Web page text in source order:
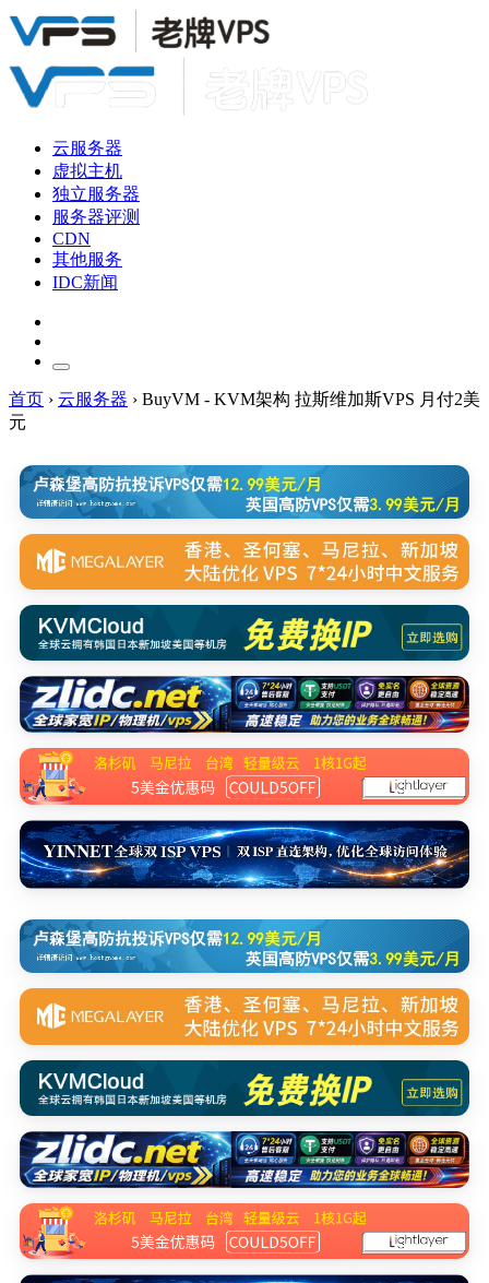
云服务器
虚拟主机
独立服务器
服务器评测
CDN
其他服务
IDC新闻
首页 › 云服务器 › BuyVM - KVM架构 拉斯维加斯VPS 月付2美
元